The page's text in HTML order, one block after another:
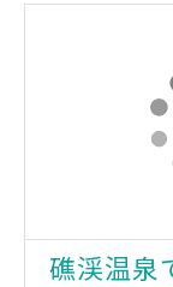
礁渓温泉